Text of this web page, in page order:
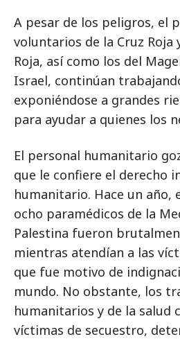
A pesar de los peligros, el
voluntarios de la Cruz Roja
Roja, así como los del
Israel, continúan
exponiéndose a grandes
para ayudar a quienes los
El personal humanitario
que le confiere el derecho
humanitario. Hace un año,
ocho paramédicos de la
Palestina fueron
mientras atendían a las
que fue motivo de
mundo. No obstante, los
humanitarios y de la salud
víctimas de secuestro,